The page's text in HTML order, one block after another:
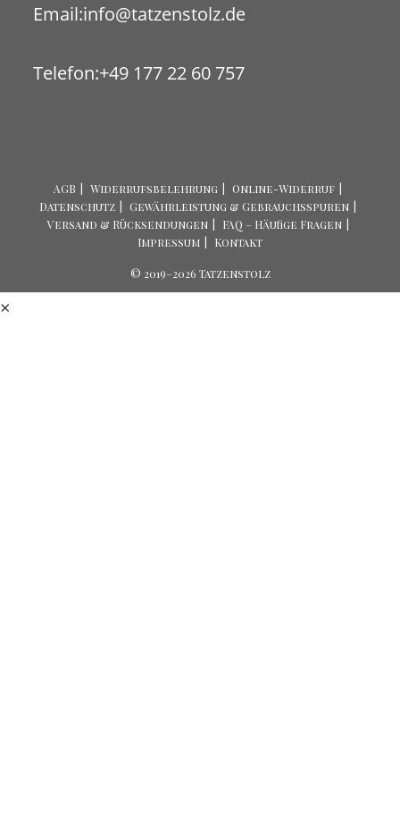
Email:info@tatzenstolz.de
Telefon:+49 177 22 60 757
AGB Widerrufsbelehrung
Online-Widerruf
Datenschutz
Gewährleistung & Gebrauchsspuren
Versand & Rücksendungen
FAQ – Häufige Fragen
Impressum
Kontakt
© 2019–2026 Tatzenstolz
×